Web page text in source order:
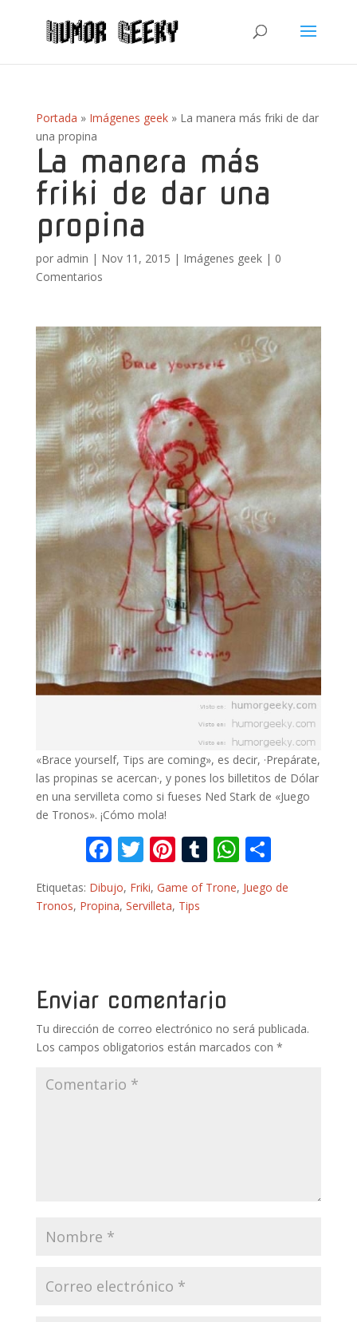
Portada » Imágenes geek» La manera más friki de dar
una propina
La manera más
friki de dar una
propina
por admin | Nov 11, 2015 | Imágenes geek| 0
Comentarios
«Brace yourself, Tips are coming», es decir, ·Prepárate,
las propinas se acercan·, y pones los billetitos de Dólar
en una servilleta como si fueses Ned Stark de «Juego
de Tronos». ¡Cómo mola!
F
ac
e
k
T
w
itt
Pi
nt
er
T
u
m
W
h
at
o
m
Etiquetas: Dibujo, Friki, Game of Trone, Juego de
Tronos, Propina, Servilleta, Tips
Enviar comentario
Tu dirección de correo electrónico no será publicada.
Los campos obligatorios están marcados con *